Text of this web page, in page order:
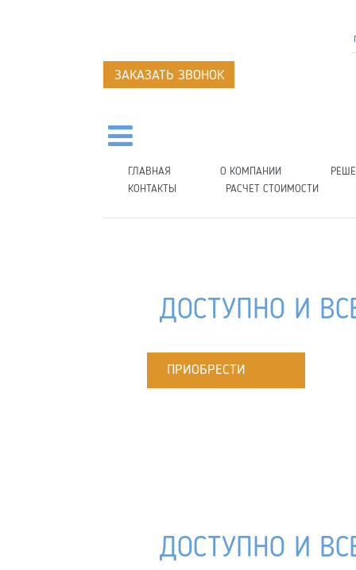
ЗАКАЗАТЬ ЗВОНОК
ГЛАВНАЯ О КОМПАНИИ
КОНТАКТЫ
РАСЧЕТ СТОИМОСТИ
ДОСТУПНО И
ПРИОБРЕСТИ
ДОСТУПНО И